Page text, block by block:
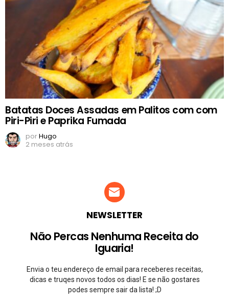
Batatas Doces Assadas em Palitos com com
Piri-Piri e Paprika Fumada
porHugo
2 meses atrás
NEWSLETTER
Não Percas Nenhuma Receita do
Iguaria!
Envia o teu endereço de email para receberes receitas,
dicas e truqes novos todos os dias! E se não gostares
podes sempre sair da lista! ;D